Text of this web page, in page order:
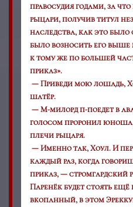
правосудия годами, за
рыцари, получив титул
наследства, как это было
было возносить его
к тому же по большей
приказ».
— Приведи мою лошадь,
шатёр.
— М-милорд п-поедет в
голосом проронил
плечи рыцаря.
— Именно так, Хоул. И
каждый раз, когда
приказ, — стромгардский
Паренёк будет стоять
вкопанный, в этом